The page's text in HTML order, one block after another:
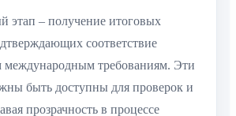
этап – получение итоговых
соответствие
международным требованиям. Эти
быть доступны для проверок и
прозрачность в процессе